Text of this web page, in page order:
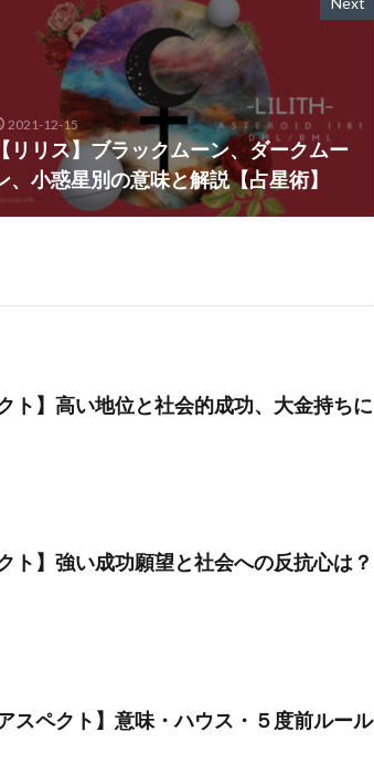
2021-12-15
【リリス】ブラックムーン、ダークムー
、小惑星別の意味と解説【占星術】
ト】高い地位と社会的成功、大金持ちに
ト】強い成功願望と社会への反抗心は？
スペクト】意味・ハウス・５度前ルール